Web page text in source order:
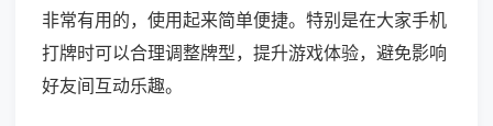
非常有用的，使用起来简单便捷。特别是在大家手机
打牌时可以合理调整牌型，提升游戏体验，避免影响
好友间互动乐趣。